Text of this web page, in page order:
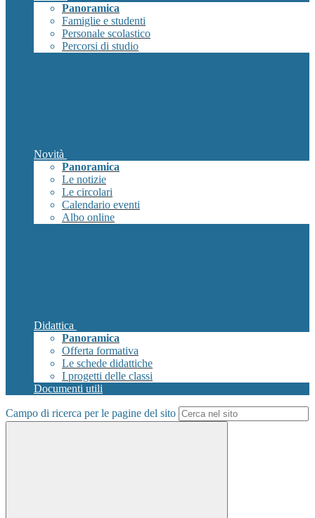
Panoramica
Famiglie e studenti
Personale scolastico
Percorsi di studio
Novità
Panoramica
Le notizie
Le circolari
Calendario eventi
Albo online
Didattica
Panoramica
Offerta formativa
Le schede didattiche
I progetti delle classi
Documenti utili
Campo di ricerca per le pagine del sito